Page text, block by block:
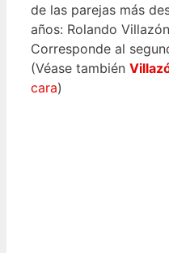
de las parejas más
años: Rolando
Corresponde al
(Véase también
cara)